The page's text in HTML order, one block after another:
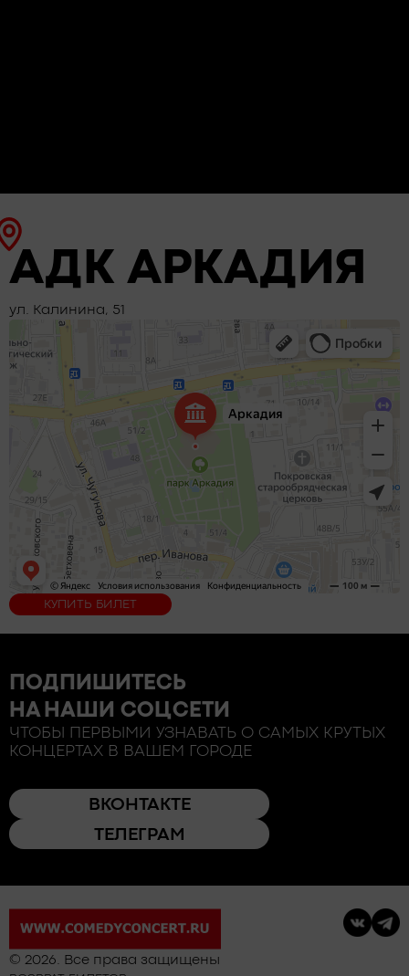
АДК АРКАДИЯ
ул. Калинина, 51
КУПИТЬ БИЛЕТ
ПОДПИШИТЕСЬ
НА НАШИ СОЦСЕТИ
ЧТОБЫ ПЕРВЫМИ УЗНАВАТЬ О САМЫХ КРУТЫХ
КОНЦЕРТАХ В ВАШЕМ ГОРОДЕ
ВКОНТАКТЕ
ТЕЛЕГРАМ
© 2026. Все права защищены